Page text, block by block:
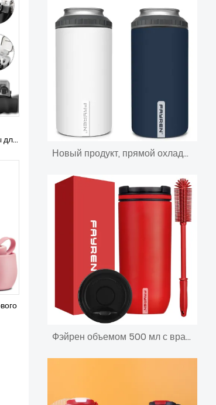
для
Новый продукт, прямой охладитель для пива с двойными стенками из нержавеющей стали, сублимационная тонкая банка, охладитель, изоляционный держатель
Фэйрен объемом 500 мл с вращающейся ручкой и крышкой. Пригородная чашка. Изолированная кофейная кружка из нержавеющей стали с защитой от разливов. Сохраняет напитки холодными в течение 24 часов и горячими в течение 12 часов.